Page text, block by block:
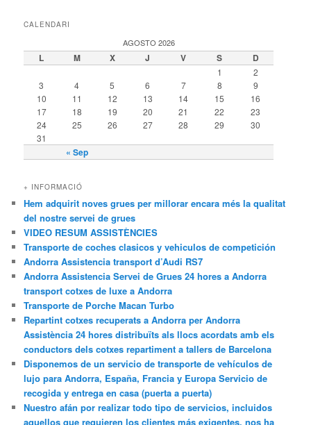
CALENDARI
AGOSTO 2026
L M X J V S D
« Sep
1
2
3
4 5 6 7 8
9
10
11 12 13 14 15
16
17
18 19 20 21 22
23
24
25 26 27 28 29
30
31
+ INFORMACIÓ
Hem adquirit noves grues per millorar encara més la qualitat
del nostre servei de grues
VIDEO RESUM ASSISTÈNCIES
Transporte de coches clasicos y vehiculos de competición
Andorra Assistencia transport d’Audi RS7
Andorra Assistencia Servei de Grues 24 hores a Andorra
transport cotxes de luxe a Andorra
Transporte de Porche Macan Turbo
Repartint cotxes recuperats a Andorra per Andorra
Assistència 24 hores distribuïts als llocs acordats amb els
conductors dels cotxes repartiment a tallers de Barcelona
Disponemos de un servicio de transporte de vehículos de
lujo para Andorra, España, Francia y Europa Servicio de
recogida y entrega en casa (puerta a puerta)
Nuestro afán por realizar todo tipo de servicios, incluidos
aquellos que requieren los clientes más exigentes, nos ha